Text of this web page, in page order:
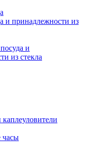
и принадлежности из
и
из стекла
часы